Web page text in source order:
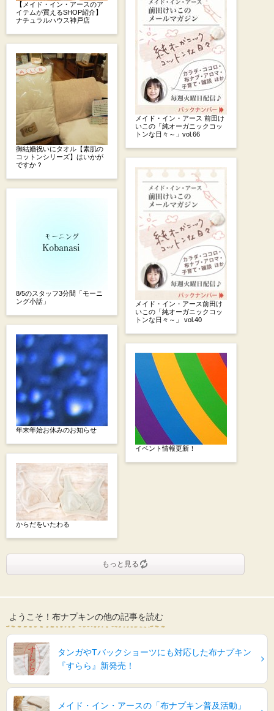
【メイド・イン・アースのア
イテムが買えるSHOP紹介】
ナチュラルハウス神戸店
御結婚祝いにタオル【素肌の
コットンシリーズ】はいかが
ですか？
8/5のスタッフ3分間「モーニ
ング小話」
年末年始お休みのお知らせ
からだをいたわる
メイド・イン・アース 前田け
いこの「純オーガニックコッ
トンな日々～」vol.66
メイド・イン・アース前田け
いこの「純オーガニックコッ
トンな日々～」 vol.40
イベント情報更新！
もっと見る
ようこそ！布ナプキンの他の記事を読む
タンガやTバックショーツにも対応した布ナプキン
『すらら』新発売！
メイド・イン・アースの「布ナプキン普及活動」